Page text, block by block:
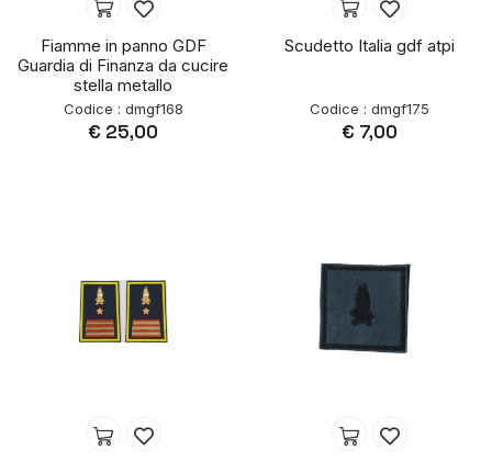
Fiamme in panno GDF
Guardia di Finanza da cucire
stella metallo
Codice : dmgf168
€ 25,00
Scudetto Italia gdf atpi
Codice : dmgf175
€ 7,00